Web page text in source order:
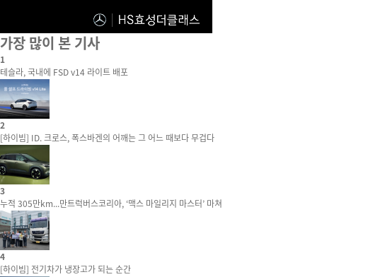
가장 많이 본 기사
1
테슬라, 국내에 FSD v14 라이트 배포
2
[하이빔] ID. 크로스, 폭스바겐의 어깨는 그 어느 때보다 무겁다
3
누적 305만km...만트럭버스코리아, ‘맥스 마일리지 마스터’ 마쳐
4
[하이빔] 전기차가 냉장고가 되는 순간